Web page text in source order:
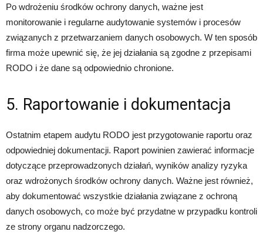
Po wdrożeniu środków ochrony danych, ważne jest
monitorowanie i regularne audytowanie systemów i procesów
związanych z przetwarzaniem danych osobowych. W ten sposób
firma może upewnić się, że jej działania są zgodne z przepisami
RODO i że dane są odpowiednio chronione.
5. Raportowanie i dokumentacja
Ostatnim etapem audytu RODO jest przygotowanie raportu oraz
odpowiedniej dokumentacji. Raport powinien zawierać informacje
dotyczące przeprowadzonych działań, wyników analizy ryzyka
oraz wdrożonych środków ochrony danych. Ważne jest również,
aby dokumentować wszystkie działania związane z ochroną
danych osobowych, co może być przydatne w przypadku kontroli
ze strony organu nadzorczego.